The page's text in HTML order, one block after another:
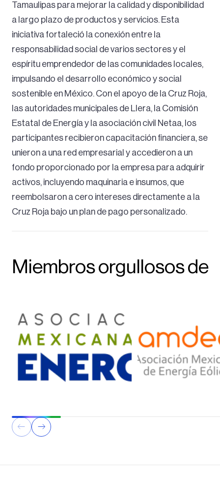
Tamaulipas para mejorar la calidad y disponibilidad
a largo plazo de productos y servicios. Esta
iniciativa fortaleció la conexión entre la
responsabilidad social de varios sectores y el
espíritu emprendedor de las comunidades locales,
impulsando el desarrollo económico y social
sostenible en México. Con el apoyo de la Cruz Roja,
las autoridades municipales de Llera, la Comisión
Estatal de Energía y la asociación civil Netaa, los
participantes recibieron capacitación financiera, se
unieron a una red empresarial y accedieron a un
fondo proporcionado por la empresa para adquirir
activos, incluyendo maquinaria e insumos, que
reembolsaron a cero intereses directamente a la
Cruz Roja bajo un plan de pago personalizado.
Miembros orgullosos de